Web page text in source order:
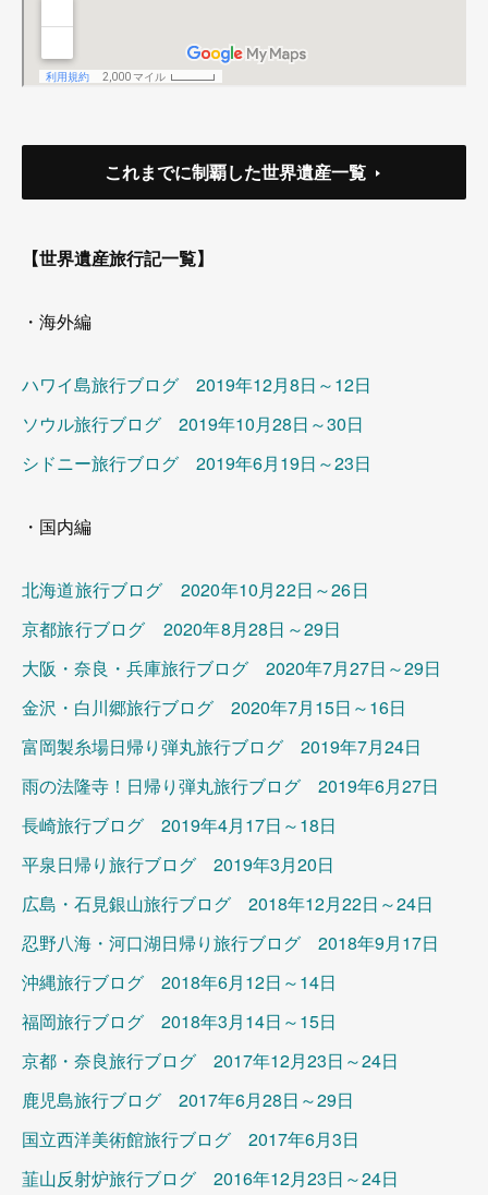
これまでに制覇した世界遺産一覧
【世界遺産旅行記一覧】
・海外編
ハワイ島旅行ブログ 2019年12月8日～12日
ソウル旅行ブログ 2019年10月28日～30日
シドニー旅行ブログ 2019年6月19日～23日
・国内編
北海道旅行ブログ 2020年10月22日～26日
京都旅行ブログ 2020年8月28日～29日
大阪・奈良・兵庫旅行ブログ 2020年7月27日～29日
金沢・白川郷旅行ブログ 2020年7月15日～16日
富岡製糸場日帰り弾丸旅行ブログ 2019年7月24日
雨の法隆寺！日帰り弾丸旅行ブログ 2019年6月27日
長崎旅行ブログ 2019年4月17日～18日
平泉日帰り旅行ブログ 2019年3月20日
広島・石見銀山旅行ブログ 2018年12月22日～24日
忍野八海・河口湖日帰り旅行ブログ 2018年9月17日
沖縄旅行ブログ 2018年6月12日～14日
福岡旅行ブログ 2018年3月14日～15日
京都・奈良旅行ブログ 2017年12月23日～24日
鹿児島旅行ブログ 2017年6月28日～29日
国立西洋美術館旅行ブログ 2017年6月3日
韮山反射炉旅行ブログ 2016年12月23日～24日